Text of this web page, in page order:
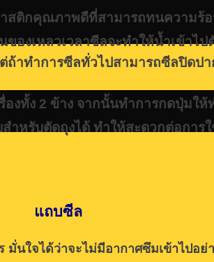
สติกคุณภาพดีที่สามารถทนความร้
องเหลวเวลาซีลจะทำให้น้ำเข้าไป
ทำการซีลทั่วไปสามารถซีลปิดปา
ทั้ง 2 ข้าง จากนั้นทำการกดปุ่มให้
ำหรับตัดถุงได้ ทำให้สะดวกต่อการ
แถบซีล
มั่นใจได้ว่าจะไม่มีอากาศซึมเข้าไปอย่